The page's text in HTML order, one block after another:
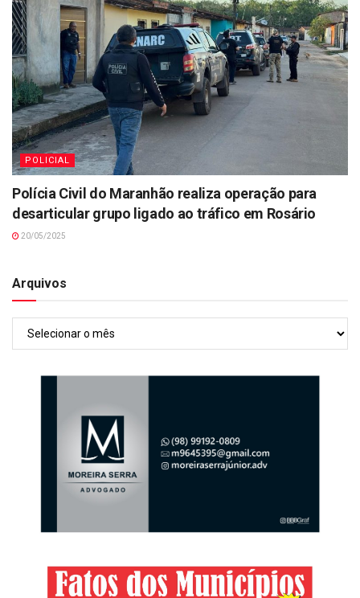
POLICIAL
Polícia Civil do Maranhão realiza operação para
desarticular grupo ligado ao tráfico em Rosário
20/05/2025
Arquivos
Arquivos